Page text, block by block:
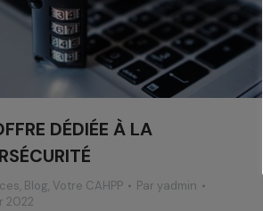
DÉDIÉE À LA
, Blog, Votre CAHPP Par yadmin
2022